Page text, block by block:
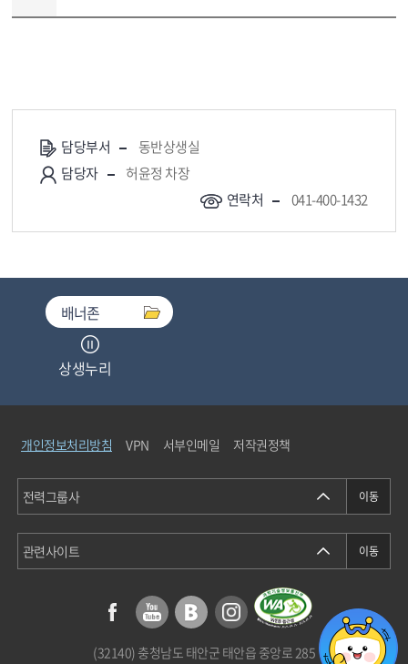
담당부서
동반상생실
담당자
허윤정 차장
연락처
041-400-1432
배너존
상생누리
중소기업기술마켓
청탁금지법통합검색
개인정보분쟁조정위원회
개인정보처리방침 VPN 서부인메일 저작권정책
(32140) 충청남도 태안군 태안읍 중앙로 285